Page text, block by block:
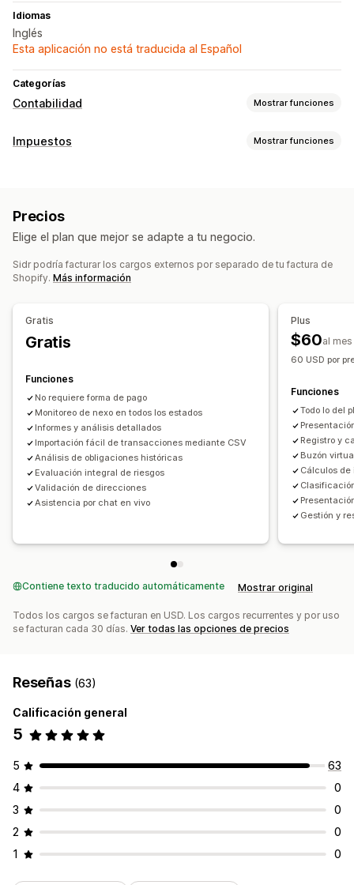
Idiomas
Inglés
Esta aplicación no está traducida al Español
Categorías
Contabilidad Mostrar funciones
Informes financieros
Operaciones financieras
Deducciones fiscales
Exenciones fiscales
Sincronización de datos automatizada
Mapeo del impuesto sobre las ventas
Importación de datos históricos
Impuestos Mostrar funciones
Registro
EE. UU. (Impuesto sobre las ventas)
Informes y declaraciones
Devolución de impuestos locales
Exportación de datos
Precios
Elige el plan que mejor se adapte a tu negocio.
Sidr podría facturar los cargos externos por separado de tu factura de
Shopify. Más información
Gratis
Gratis
Funciones
No requiere forma de pago
Monitoreo de nexo en todos los estados
Informes y análisis detallados
Importación fácil de transacciones mediante CSV
Análisis de obligaciones históricas
Evaluación integral de riesgos
Validación de direcciones
Asistencia por chat en vivo
Plus
$60al mes
60 USD por
Funciones
Todo lo del
Registro y
Buzón
Cálculos de
Gestión y
Contiene texto traducido automáticamente Mostrar original
Todos los cargos se facturan en USD. Los cargos recurrentes y por uso
se facturan cada 30 días. Ver todas las opciones de precios
Reseñas (63)
Calificación general
5
5
63
4
0
3
0
2
0
1
0